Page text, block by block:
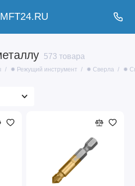
MFT24.RU
573 товара
✹ Режущий инструмент ✹ Сверла ✹